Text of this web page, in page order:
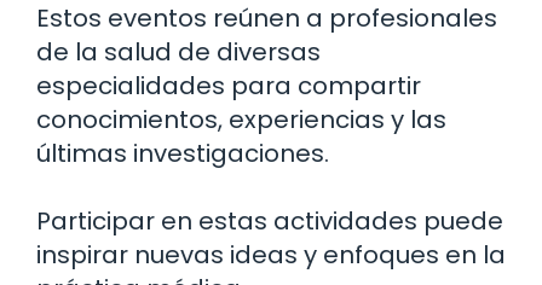
Estos eventos reúnen a profesionales
de la salud de diversas
especialidades para compartir
conocimientos, experiencias y las
últimas investigaciones.
Participar en estas actividades puede
inspirar nuevas ideas y enfoques en la